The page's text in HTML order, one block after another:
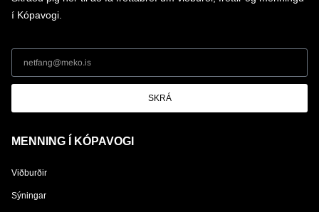
í Kópavogi.
SKRÁ
MENNING Í KÓPAVOGI
Viðburðir
Sýningar